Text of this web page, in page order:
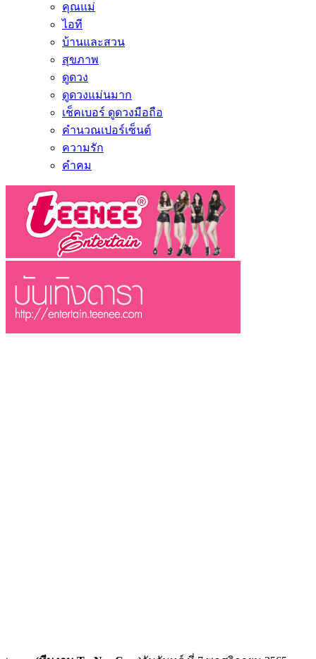
คุณแม่
ไอที
บ้านและสวน
สุขภาพ
ดูดวง
ดูดวงแม่นมาก
เช็คเบอร์ ดูดวงมือถือ
คำนวณเปอร์เซ็นต์
ความรัก
คำคม